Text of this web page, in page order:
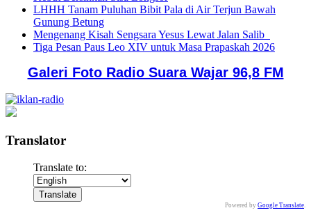
LHHH Tanam Puluhan Bibit Pala di Air Terjun Bawah
Gunung Betung
Mengenang Kisah Sengsara Yesus Lewat Jalan Salib
Tiga Pesan Paus Leo XIV untuk Masa Prapaskah 2026
Galeri Foto Radio Suara Wajar 96,8 FM
Translator
Translate to:
Powered by Google Translate